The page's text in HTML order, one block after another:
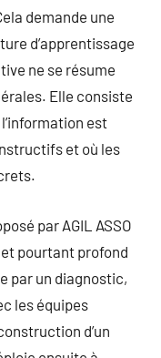
demande une
d’apprentissage
ne se résume
Elle consiste
est
et où les
par AGIL ASSO
pourtant profond
par un diagnostic,
les équipes
d’un